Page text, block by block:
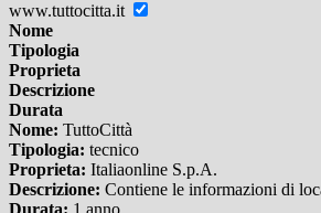
www.tuttocitta.it
Nome
Tipologia
Proprieta
Descrizione
Durata
Nome: TuttoCittà
Tipologia: tecnico
Proprieta: Italiaonline S.p.A.
Descrizione: Contiene le informazioni di